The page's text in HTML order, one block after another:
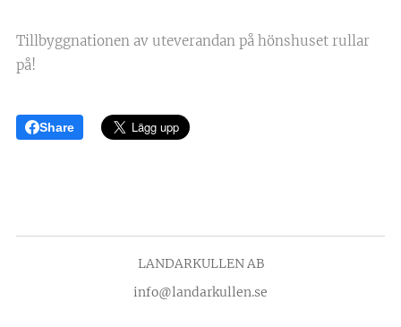
Tillbyggnationen av uteverandan på hönshuset rullar
på!
Share
LANDARKULLEN AB
info@landarkullen.se